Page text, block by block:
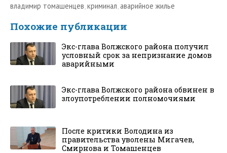
владимир томашенцев,криминал, аварийное жилье
Похожие публикации
Экс-глава Волжского района получил
условный срок за непризнание домов
аварийными
Экс-глава Волжского района обвинен в
злоупотреблении полномочиями
После критики Володина из
правительства уволены Мигачев,
Смирнова и Томашенцев